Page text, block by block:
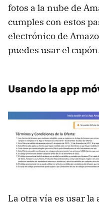
fotos a la nube de
cumples con estos
electrónico de
puedes usar el
Usando la app
La otra vía es usar la